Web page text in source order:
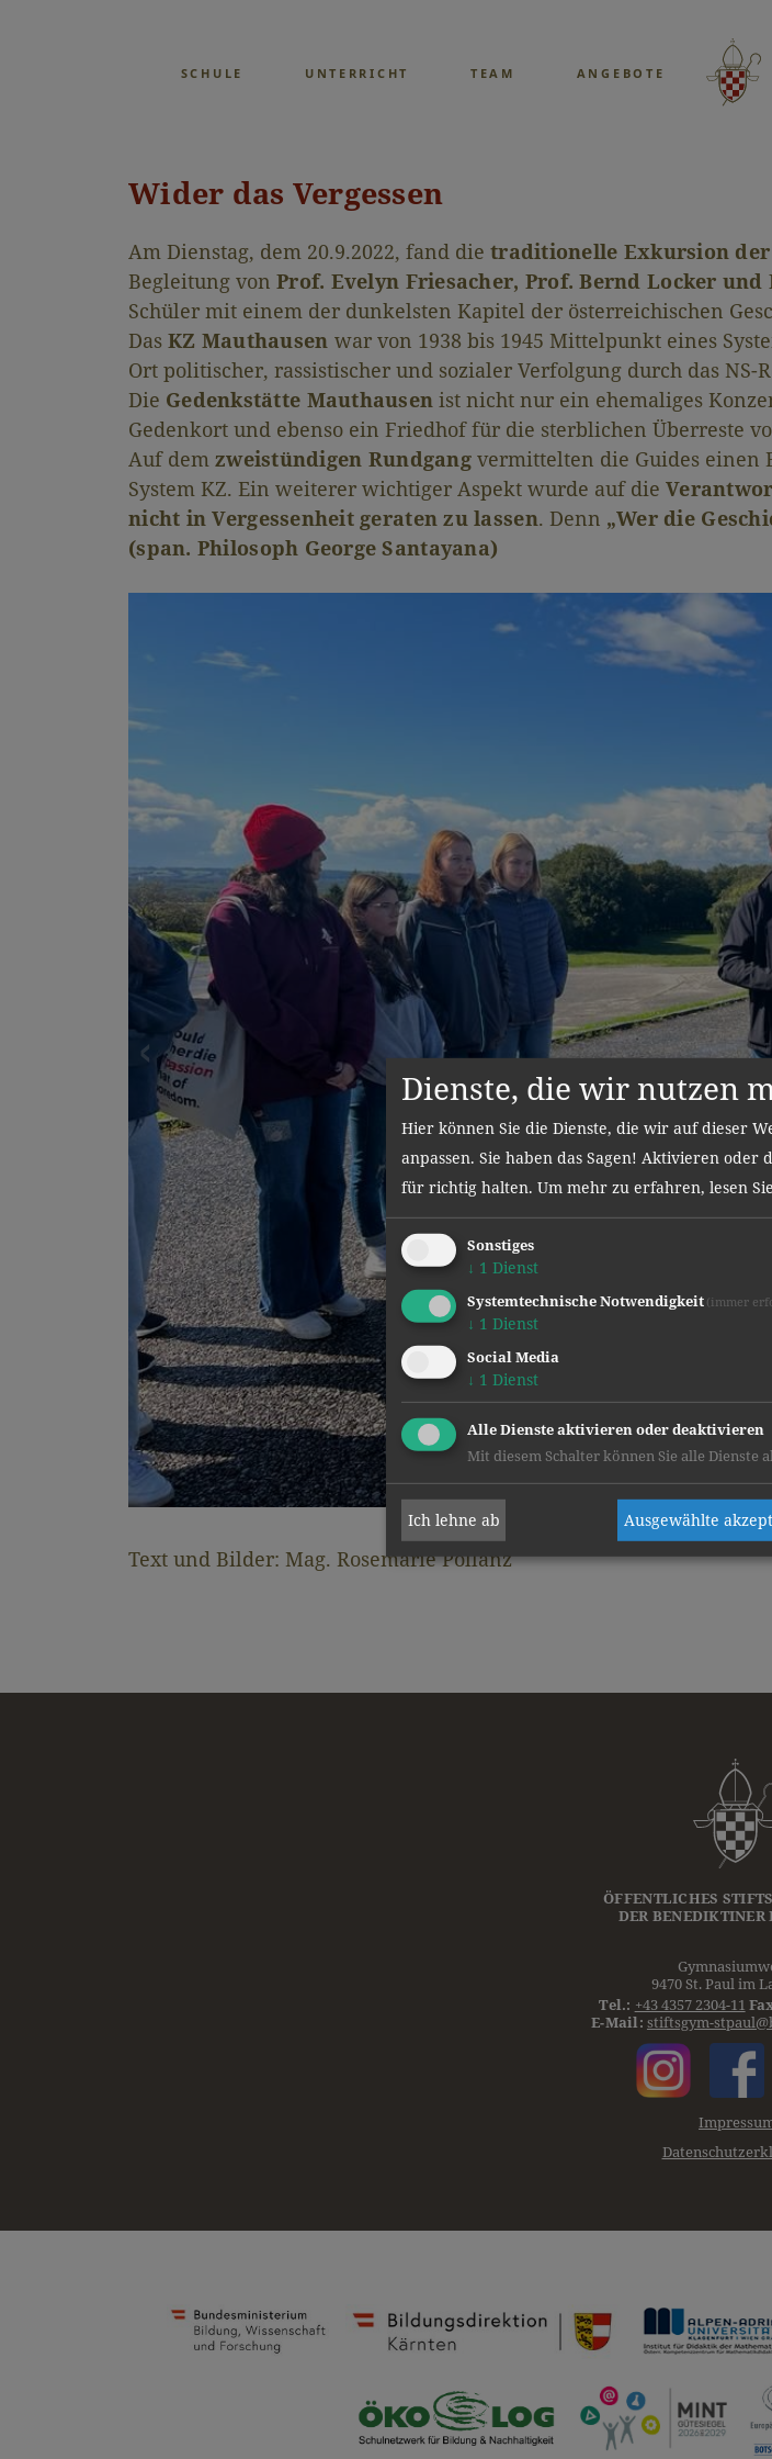
SCHULE UNTERRICHT TEAM ANGEBOTE
Wider das Vergessen
Am Dienstag, dem 20.9.2022, fand die traditionelle Exkursion der
Begleitung von Prof. Evelyn Friesacher, Prof. Bernd Locker und
Schüler mit einem der dunkelsten Kapitel der österreichischen
Das KZ Mauthausen war von 1938 bis 1945 Mittelpunkt eines
Ort politischer, rassistischer und sozialer Verfolgung durch das NS-
Die Gedenkstätte Mauthausen ist nicht nur ein ehemaliges
Gedenkort und ebenso ein Friedhof für die sterblichen Überreste
Auf dem zweistündigen Rundgangvermittelten die Guides einen
System KZ. Ein weiterer wichtiger Aspekt wurde auf die
nicht in Vergessenheit geraten zu lassen. Denn „Wer die
(span. Philosoph George Santayana)
Text und Bilder: Mag. Rosemarie Pollanz
ÖFFENTLICHES
DER BENEDIKTINER
9470 St. Paul im
Tel.: +43 4357 2304-11
E-Mail: stiftsgym-
Dienste, die wir nutzen
Hier können Sie die Dienste, die wir auf dieser
anpassen. Sie haben das Sagen! Aktivieren oder
für richtig halten. Um mehr zu erfahren, lesen
Sonstiges
↓ 1 Dienst
Systemtechnische Notwendigkeit (immer
↓ 1 Dienst
Social Media
↓ 1 Dienst
Alle Dienste aktivieren oder deaktivieren
Mit diesem Schalter können Sie alle
Ich lehne ab Ausgewählte